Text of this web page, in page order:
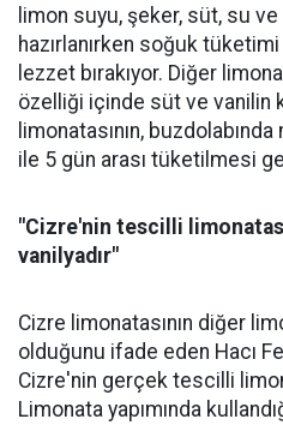
limon suyu, şeker, süt, su
hazırlanırken soğuk
lezzet bırakıyor. Diğer
özelliği içinde süt ve vanilin
limonatasının,
ile 5 gün arası tüketilmesi
"Cizre'nin tescilli
vanilyadır"
Cizre limonatasının diğer
olduğunu ifade eden Hacı
Cizre'nin gerçek tescilli
Limonata yapımında